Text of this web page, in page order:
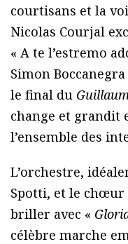
courtisans et la
Nicolas Courjal
« A te l’estremo
Simon
le final du
change et grandit
l’ensemble des
L’orchestre,
Spotti, et le chœur
briller avec «
célèbre marche